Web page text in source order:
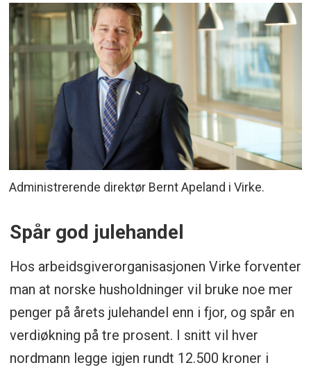
Administrerende direktør Bernt Apeland i Virke.
Spår god julehandel
Hos arbeidsgiverorganisasjonen Virke forventer
man at norske husholdninger vil bruke noe mer
penger på årets julehandel enn i fjor, og spår en
verdiøkning på tre prosent. I snitt vil hver
nordmann legge igjen rundt 12.500 kroner i